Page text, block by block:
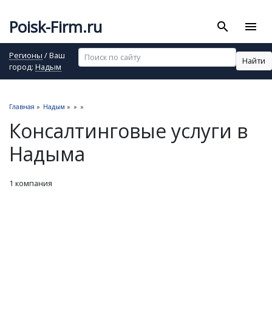
Poisk-Firm.ru search menu
Регионы / Ваш
город: Надым
Найти
Главная » Надым » » »
Консалтинговые услуги в
Надыма
1 компания